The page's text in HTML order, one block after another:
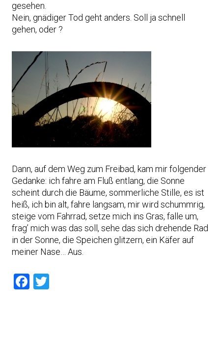
gesehen.
Nein, gnädiger Tod geht anders. Soll ja schnell
gehen, oder ?
Dann, auf dem Weg zum Freibad, kam mir folgender
Gedanke: ich fahre am Fluß entlang, die Sonne
scheint durch die Bäume, sommerliche Stille, es ist
heiß, ich bin alt, fahre langsam, mir wird schummrig,
steige vom Fahrrad, setze mich ins Gras, falle um,
frag’ mich was das soll, sehe das sich drehende Rad
in der Sonne, die Speichen glitzern, ein Käfer auf
meiner Nase… Aus.
Facebook